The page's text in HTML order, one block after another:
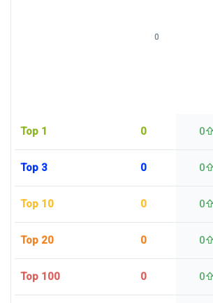
Top 1 0 0
Top 3 0 0
Top 10 0 0
Top 20 0 0
Top 100 0 0
0